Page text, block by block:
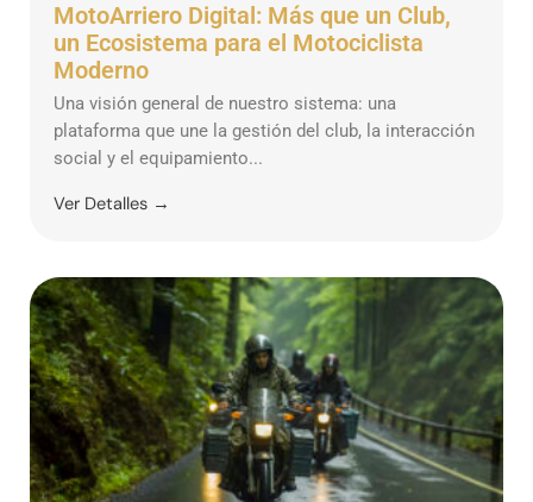
MotoArriero Digital: Más que un Club,
un Ecosistema para el Motociclista
Moderno
Una visión general de nuestro sistema: una
plataforma que une la gestión del club, la interacción
social y el equipamiento...
Ver Detalles →